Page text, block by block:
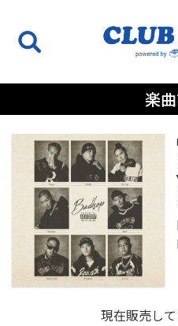
楽
現在販売して